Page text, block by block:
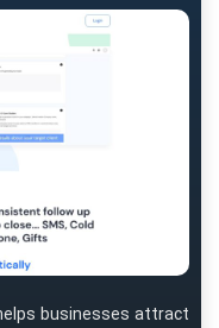
businesses attract